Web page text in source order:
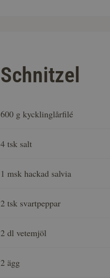
Schnitzel
600 g kycklinglårfilé
4 tsk salt
1 msk hackad salvia
2 tsk svartpeppar
2 dl vetemjöl
2 ägg